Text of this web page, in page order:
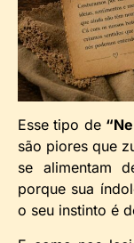
Esse tipo de
são piores que
se alimentam
porque sua
o seu instinto é